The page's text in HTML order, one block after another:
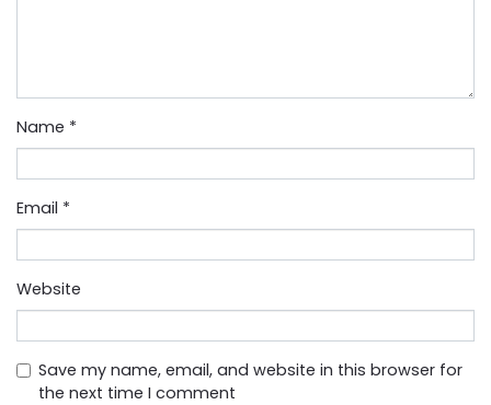
Name *
Email *
Website
Save my name, email, and website in this browser for
the next time I comment